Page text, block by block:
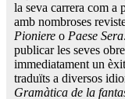
la seva carrera com a
amb nombroses
Pioniere o Paese Sera
publicar les seves
immediatament un
traduïts a diversos
Gramàtica de la